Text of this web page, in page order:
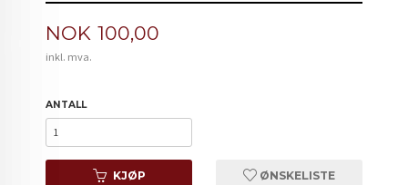
Pris
NOK 100,00
inkl. mva.
ANTALL
KJØP ØNSKELISTE